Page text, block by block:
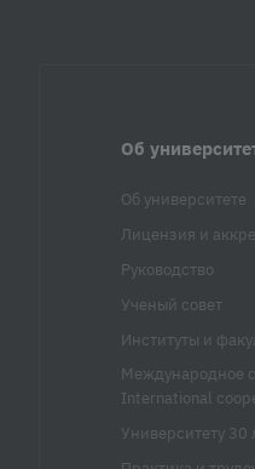
Об
Об университете
Лицензия и
Руководство
Ученый совет
Институты и
Международное
International
Университету 30